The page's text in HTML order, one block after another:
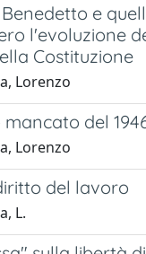
e
l'evoluzione
Costituzione
Lorenzo
del
Lorenzo
del lavoro
L.